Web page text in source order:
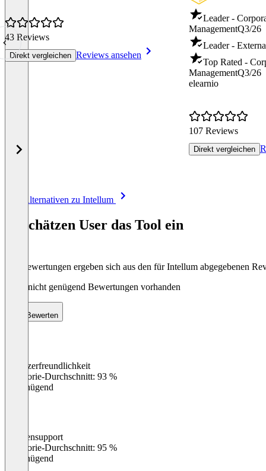
43 Reviews
Direkt vergleichen Reviews ansehen
Leader -
ManagementQ3/26
Leader -
Top Rated -
ManagementQ3/26
elearnio
107 Reviews
Direkt vergleichen
Alle Alternativen zu Intellum
So schätzen User das Tool ein
Die Bewertungen ergeben sich aus den für Intellum abgegebenen
Noch nicht genügend Bewertungen vorhanden
Bewerten
Benutzerfreundlichkeit
Kategorie-Durchschnitt: 93 %
Ungenügend
Kundensupport
Kategorie-Durchschnitt: 95 %
Ungenügend